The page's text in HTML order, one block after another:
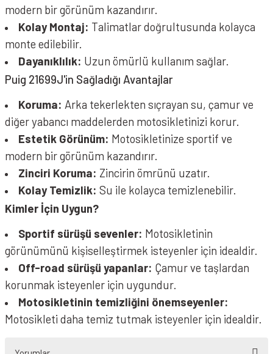
modern bir görünüm kazandırır.
Kolay Montaj: Talimatlar doğrultusunda kolayca
monte edilebilir.
Dayanıklılık: Uzun ömürlü kullanım sağlar.
Puig 21699J'in Sağladığı Avantajlar
Koruma: Arka tekerlekten sıçrayan su, çamur ve
diğer yabancı maddelerden motosikletinizi korur.
Estetik Görünüm: Motosikletinize sportif ve
modern bir görünüm kazandırır.
Zinciri Koruma: Zincirin ömrünü uzatır.
Kolay Temizlik: Su ile kolayca temizlenebilir.
Kimler İçin Uygun?
Sportif sürüşü sevenler: Motosikletinin
görünümünü kişiselleştirmek isteyenler için idealdir.
Off-road sürüşü yapanlar: Çamur ve taşlardan
korunmak isteyenler için uygundur.
Motosikletinin temizliğini önemseyenler:
Motosikleti daha temiz tutmak isteyenler için idealdir.